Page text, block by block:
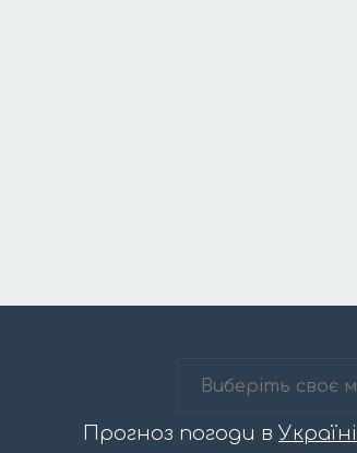
Прогноз погоди в Україні